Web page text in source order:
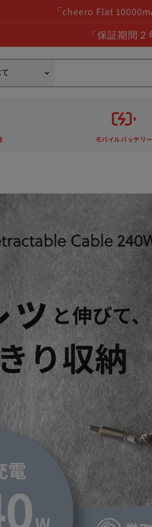
「cheero Flat
「保証期間
モバイルバッテリー